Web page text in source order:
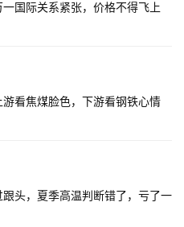
国际关系紧张，价格不得飞上
看焦煤脸色，下游看钢铁心情
头，夏季高温判断错了，亏了一